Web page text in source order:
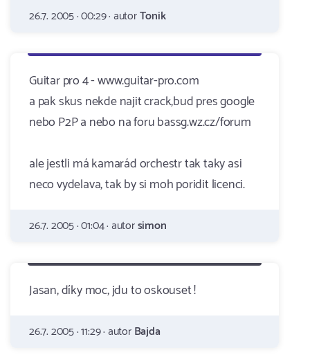
26.7. 2005 · 00:29 · autorTonik
Guitar pro 4 - www.guitar-pro.com
a pak skus nekde najit crack,bud pres google
nebo P2P a nebo na foru bassg.wz.cz/forum
ale jestli má kamarád orchestr tak taky asi
neco vydelava, tak by si moh poridit licenci.
26.7. 2005 · 01:04 · autorsimon
Jasan, díky moc, jdu to oskouset !
26.7. 2005 · 11:29 · autorBajda